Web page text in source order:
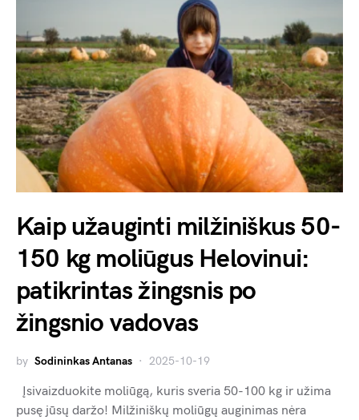
Kaip užauginti milžiniškus 50-
150 kg moliūgus Helovinui:
patikrintas žingsnis po
žingsnio vadovas
by Sodininkas Antanas 2025-10-19
Įsivaizduokite moliūgą, kuris sveria 50-100 kg ir užima
pusę jūsų daržo! Milžiniškų moliūgų auginimas nėra